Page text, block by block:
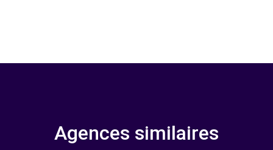
Agences similaires